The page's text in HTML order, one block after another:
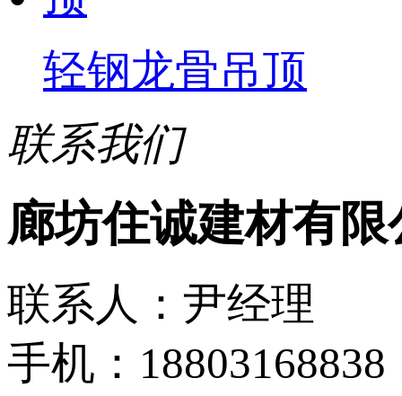
轻钢龙骨吊顶
联系我们
廊坊住诚建材有限
联系人：尹经理
手机：18803168838